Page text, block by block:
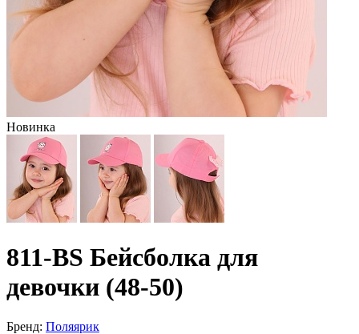
Новинка
811-BS Бейсболка для
девочки (48-50)
Бренд: Поляярик